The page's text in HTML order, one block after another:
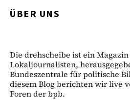
ÜBER UNS
Die drehscheibe ist ein
Lokaljournalisten,
Bundeszentrale für politische
diesem Blog berichten wir live
Foren der bpb.